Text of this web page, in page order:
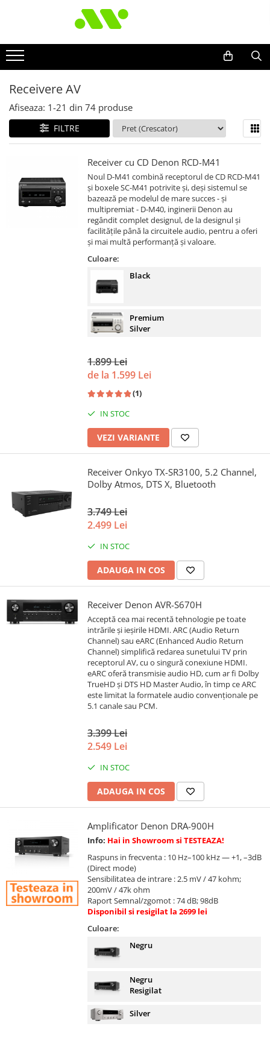
Receivere AV
Afiseaza: 1-21 din 74 produse
FILTRE
Receiver cu CD Denon RCD-M41
Noul D-M41 combină receptorul de CD RCD-M41
și boxele SC-M41 potrivite și, deși sistemul se
bazează pe modelul de mare succes - și
multipremiat - D-M40, inginerii Denon au
regândit complet designul, de la designul și
facilitățile până la circuitele audio, pentru a oferi
și mai multă performanță și valoare.
Culoare:
Black
Premium
Silver
1.899 Lei
de la 1.599 Lei
(1)
IN STOC
VEZI VARIANTE
Receiver Onkyo TX-SR3100, 5.2 Channel,
Dolby Atmos, DTS X, Bluetooth
3.749 Lei
2.499 Lei
IN STOC
ADAUGA IN COS
Receiver Denon AVR-S670H
Acceptă cea mai recentă tehnologie pe toate
intrările și ieșirile HDMI. ARC (Audio Return
Channel) sau eARC (Enhanced Audio Return
Channel) simplifică redarea sunetului TV prin
receptorul AV, cu o singură conexiune HDMI.
eARC oferă transmisie audio HD, cum ar fi Dolby
TrueHD și DTS HD Master Audio, în timp ce ARC
este limitat la formatele audio convenționale pe
5.1 canale sau PCM.
3.399 Lei
2.549 Lei
IN STOC
ADAUGA IN COS
Amplificator Denon DRA-900H
Info: Hai in Showroom si TESTEAZA!
Raspuns in frecventa : 10 Hz–100 kHz — +1, –3dB
(Direct mode)
Sensibilitatea de intrare : 2.5 mV / 47 kohm;
200mV / 47k ohm
Raport Semnal/zgomot : 74 dB; 98dB
Disponibil si resigilat la 2699 lei
Culoare:
Negru
Negru
Resigilat
Silver